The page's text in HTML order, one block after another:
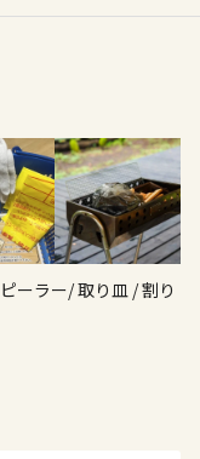
ーラー/ 取り皿 / 割り